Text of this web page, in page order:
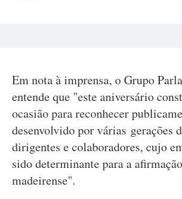
Em nota à imprensa, o Grupo
entende que "este aniversário
ocasião para reconhecer
desenvolvido por várias gerações
dirigentes e colaboradores, cujo
sido determinante para a
madeirense".